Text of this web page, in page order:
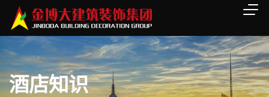
酒店知识